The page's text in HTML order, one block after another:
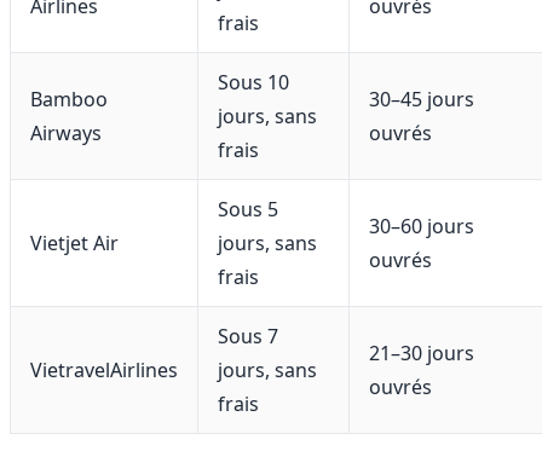
Airlines
frais
ouvrés
Bamboo
Airways
Sous 10
jours, sans
frais
30–45 jours
ouvrés
Vietjet Air
Sous 5
jours, sans
frais
30–60 jours
ouvrés
VietravelAirlines
Sous 7
jours, sans
frais
21–30 jours
ouvrés